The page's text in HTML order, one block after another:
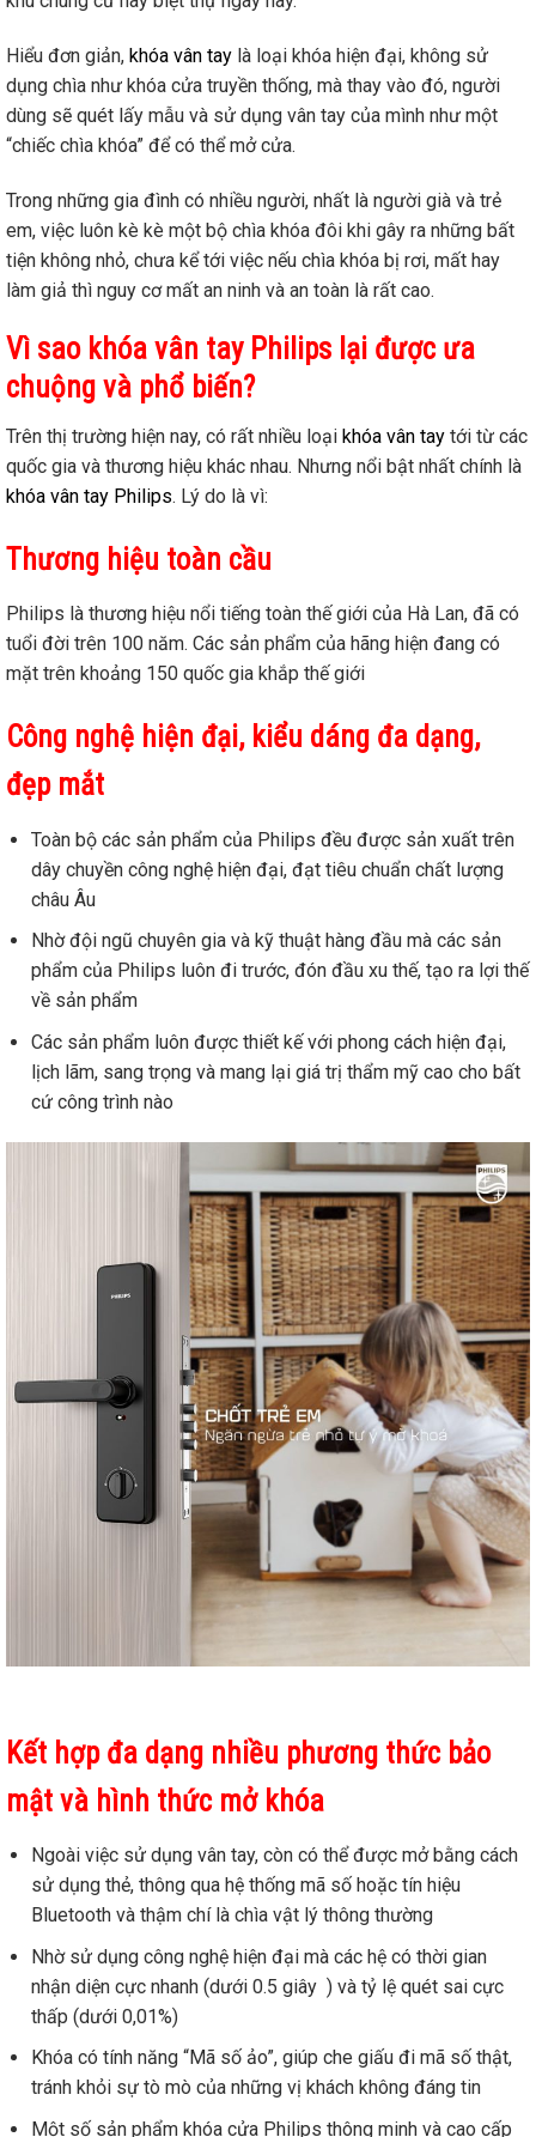
Hiểu đơn giản, khóa vân tay là loại khóa hiện đại, không sử
dụng chìa như khóa cửa truyền thống, mà thay vào đó, người
dùng sẽ quét lấy mẫu và sử dụng vân tay của mình như một
“chiếc chìa khóa” để có thể mở cửa.
Trong những gia đình có nhiều người, nhất là người già và trẻ
em, việc luôn kè kè một bộ chìa khóa đôi khi gây ra những bất
tiện không nhỏ, chưa kể tới việc nếu chìa khóa bị rơi, mất hay
làm giả thì nguy cơ mất an ninh và an toàn là rất cao.
Vì sao khóa vân tay Philips lại được ưa
chuộng và phổ biến?
Trên thị trường hiện nay, có rất nhiều loại khóa vân tay tới từ các
quốc gia và thương hiệu khác nhau. Nhưng nổi bật nhất chính là
khóa vân tay Philips. Lý do là vì:
Thương hiệu toàn cầu
Philips là thương hiệu nổi tiếng toàn thế giới của Hà Lan, đã có
tuổi đời trên 100 năm. Các sản phẩm của hãng hiện đang có
mặt trên khoảng 150 quốc gia khắp thế giới
Công nghệ hiện đại, kiểu dáng đa dạng,
đẹp mắt
Toàn bộ các sản phẩm của Philips đều được sản xuất trên
dây chuyền công nghệ hiện đại, đạt tiêu chuẩn chất lượng
châu Âu
Nhờ đội ngũ chuyên gia và kỹ thuật hàng đầu mà các sản
phẩm của Philips luôn đi trước, đón đầu xu thế, tạo ra lợi thế
về sản phẩm
Các sản phẩm luôn được thiết kế với phong cách hiện đại,
lịch lãm, sang trọng và mang lại giá trị thẩm mỹ cao cho bất
cứ công trình nào
Kết hợp đa dạng nhiều phương thức bảo
mật và hình thức mởkhóa
Ngoài việc sử dụng vân tay, còn có thể được mở bằng cách
sử dụng thẻ, thông qua hệ thống mã số hoặc tín hiệu
Bluetooth và thậm chí là chìa vật lý thông thường
Nhờ sử dụng công nghệ hiện đại mà các hệ có thời gian
nhận diện cực nhanh (dưới 0.5 giây ) và tỷ lệ quét sai cực
thấp (dưới 0,01%)
Khóa có tính năng “Mã số ảo”, giúp che giấu đi mã số thật,
tránh khỏi sự tò mò của những vị khách không đáng tin
Một số sản phẩm khóa cửa Philips thông minh và cao cấp